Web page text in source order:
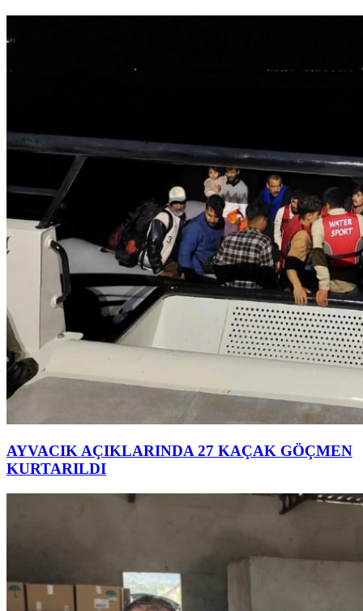
AYVACIK AÇIKLARINDA 27 KAÇAK GÖÇMEN
KURTARILDI